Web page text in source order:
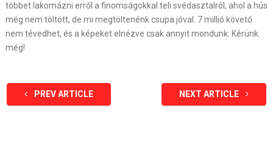
többet lakomázni erről a finomságokkal teli svédasztalról, ahol a hús
még nem töltött, de mi megtöltenénk csupa jóval. 7 millió követő
nem tévedhet, és a képeket elnézve csak annyit mondunk: Kérünk
még!
PREV ARTICLE NEXT ARTICLE